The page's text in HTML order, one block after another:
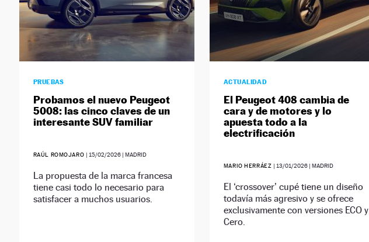
PRUEBAS
Probamos el nuevo Peugeot
5008: las cinco claves de un
interesante SUV familiar
RAÚL ROMOJARO | 15/02/2026| MADRID
La propuesta de la marca francesa
tiene casi todo lo necesario para
satisfacer a muchos usuarios.
ACTUALIDAD
El Peugeot 408 cambia de
cara y de motores y lo
apuesta todo a la
electrificación
MARIO HERRÁEZ | 13/01/2026| MADRID
El ‘crossover’ cupé tiene un diseño
todavía más agresivo y se ofrece
exclusivamente con versiones ECO y
Cero.